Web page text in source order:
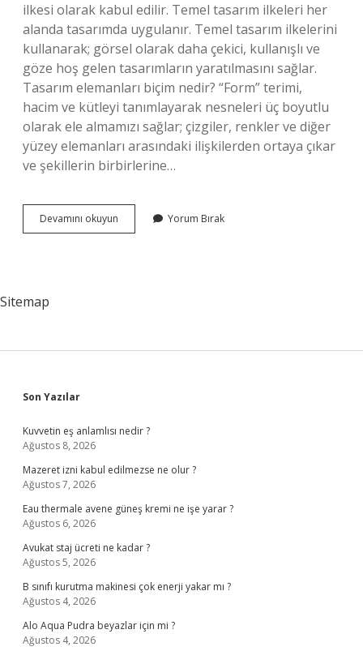
ilkesi olarak kabul edilir. Temel tasarım ilkeleri her
alanda tasarımda uygulanır. Temel tasarım ilkelerini
kullanarak; görsel olarak daha çekici, kullanışlı ve
göze hoş gelen tasarımların yaratılmasını sağlar.
Tasarım elemanları biçim nedir? “Form” terimi,
hacim ve kütleyi tanımlayarak nesneleri üç boyutlu
olarak ele almamızı sağlar; çizgiler, renkler ve diğer
yüzey elemanları arasındaki ilişkilerden ortaya çıkar
ve şekillerin birbirlerine…
Devamını okuyun Biçimsel
Tasarım
Yorum Bırak
Sitemap
Sidebar
Son Yazılar
Kuvvetin eş anlamlısı nedir ?
Ağustos 8, 2026
Mazeret izni kabul edilmezse ne olur ?
Ağustos 7, 2026
Eau thermale avene güneş kremi ne işe yarar ?
Ağustos 6, 2026
Avukat staj ücreti ne kadar ?
Ağustos 5, 2026
B sınıfı kurutma makinesi çok enerji yakar mı ?
Ağustos 4, 2026
Alo Aqua Pudra beyazlar için mi ?
Ağustos 4, 2026